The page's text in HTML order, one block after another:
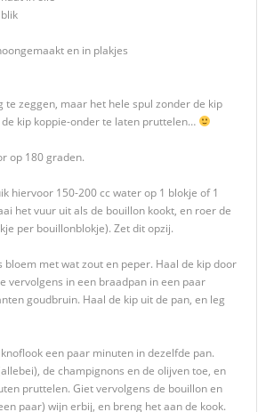
en in plakjes
te zeggen, maar het hele spul zonder de kip
kip koppie-onder te laten pruttelen…
op 180 graden.
hiervoor 150-200 cc water op 1 blokje of 1
het vuur uit als de bouillon kookt, en roer de
per bouillonblokje). Zet dit opzij.
bloem met wat zout en peper. Haal de kip door
vervolgens in een braadpan in een paar
goudbruin. Haal de kip uit de pan, en leg
een paar minuten in dezelfde pan.
de champignons en de olijven toe, en
pruttelen. Giet vervolgens de bouillon en
paar) wijn erbij, en breng het aan de kook.